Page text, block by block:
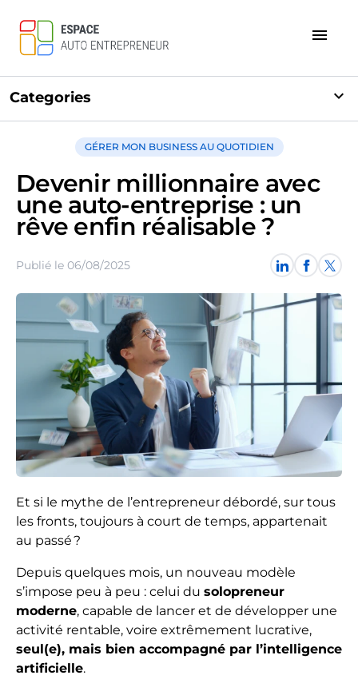
menu
Categories expand_more
GÉRER MON BUSINESS AU QUOTIDIEN
Devenir millionnaire avec
une auto-entreprise : un
rêve enfin réalisable ?
Publié le 06/08/2025
Et si le mythe de l’entrepreneur débordé, sur tous
les fronts, toujours à court de temps, appartenait
au passé ?
Depuis quelques mois, un nouveau modèle
s’impose peu à peu : celui du solopreneur
moderne, capable de lancer et de développer une
activité rentable, voire extrêmement lucrative,
seul(e), mais bien accompagné par l’intelligence
artificielle.